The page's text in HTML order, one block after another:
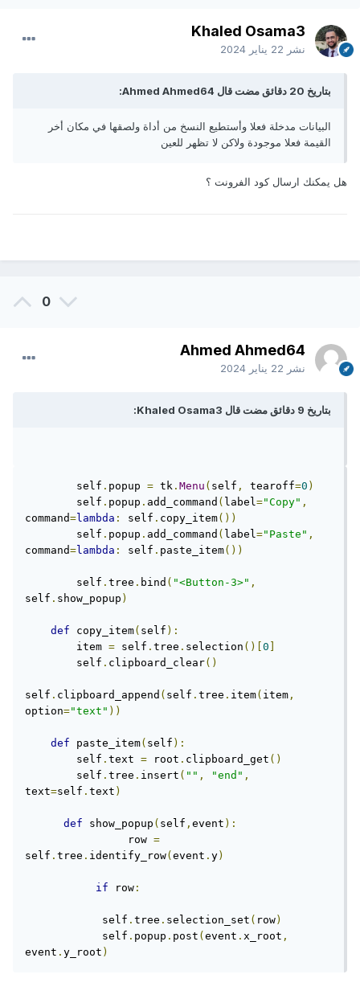
Khaled Osama3
نشر 22 يناير 2024
بتاريخ 20 دقائق مضت قال Ahmed Ahmed64:
البيانات مدخلة فعلا وأستطيع النسخ من أداة ولصقها في مكان أخر
القيمة فعلا موجودة ولاكن لا تظهر للعين
هل يمكنك ارسال كود الفرونت ؟
0
Ahmed Ahmed64
نشر 22 يناير 2024
بتاريخ 9 دقائق مضت قال Khaled Osama3:
        self
.popup = tk .Menu (self tearoff=0
        self
.popup .add_command (label="Copy"
command=lambda self .copy_item ())
        self
.popup .add_command (label="Paste"
command=lambda self .paste_item ())
        self
.tree .bind ("<Button-3>"
self .show_popup
def copy_item (self ):
        item
= self .tree .selection ()[0
        self
.clipboard_clear ()
self .clipboard_append (self .tree .item (item
option="text" ))
def paste_item (self ):
        self
.text = root .clipboard_get ()
        self
.tree .insert ("" "end"
text=self .text
def show_popup (self ,event ):
                row
=
self .tree .identify_row (event .y
if row
            self
.tree .selection_set (row
            self
.popup .post (event .x_root
event .y_root